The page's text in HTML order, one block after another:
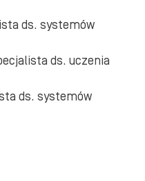
ds. systemów
ds. uczenia
ds. systemów